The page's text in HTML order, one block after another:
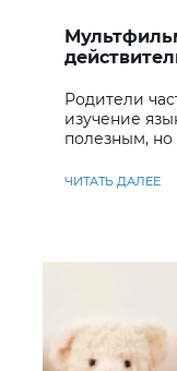
Родители
изучение
полезным,
ЧИТАТЬ ДАЛЕЕ